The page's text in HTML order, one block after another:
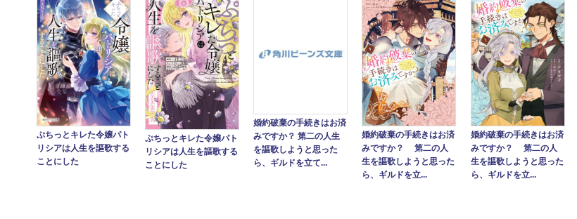
ぷちっとキレた令嬢パト
リシアは人生を謳歌する
ことにした
ぷちっとキレた令嬢パト
リシアは人生を謳歌する
ことにした
婚約破棄の手続きはお済
みですか？ 第二の人生
を謳歌しようと思った
ら、ギルドを立て...
婚約破棄の手続きはお済
みですか？ 第二の人
生を謳歌しようと思った
ら、ギルドを立...
婚約破棄の手続きはお済
みですか？ 第二の人
生を謳歌しようと思った
ら、ギルドを立...